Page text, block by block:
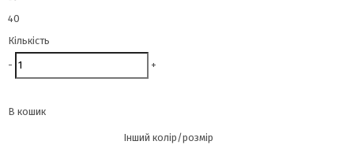
40
Кількість
- +
В кошик
Інший колір/розмір